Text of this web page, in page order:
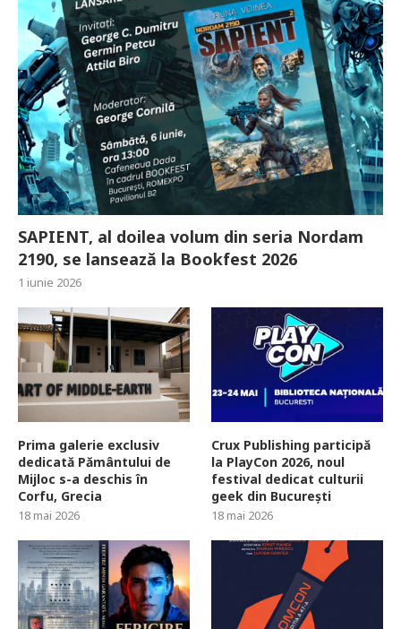
SAPIENT, al doilea volum din seria Nordam
2190, se lansează la Bookfest 2026
1 iunie 2026
Prima galerie exclusiv
dedicată Pământului de
Mijloc s-a deschis în
Corfu, Grecia
18 mai 2026
Crux Publishing participă
la PlayCon 2026, noul
festival dedicat culturii
geek din București
18 mai 2026